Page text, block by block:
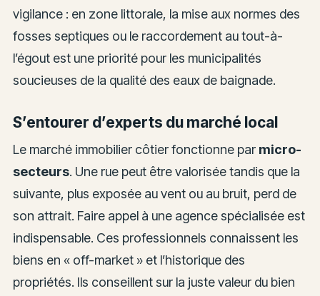
vigilance : en zone littorale, la mise aux normes des
fosses septiques ou le raccordement au tout-à-
l’égout est une priorité pour les municipalités
soucieuses de la qualité des eaux de baignade.
S’entourer d’experts du marché local
Le marché immobilier côtier fonctionne par micro-
secteurs. Une rue peut être valorisée tandis que la
suivante, plus exposée au vent ou au bruit, perd de
son attrait. Faire appel à une agence spécialisée est
indispensable. Ces professionnels connaissent les
biens en « off-market » et l’historique des
propriétés. Ils conseillent sur la juste valeur du bien